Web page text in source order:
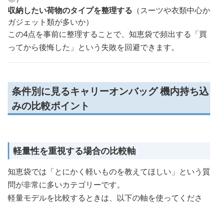
収納したい荷物のタイプを整理する （スーツや衣類中心か
ガジェット類が多いか）
この4点を事前に整理することで、知恵袋で頻出する「買
ってから後悔した」という失敗を回避できます。
条件別に見るキャリーオンバッグ 機内持ち込
みの比較ポイント
軽量性を重視する場合の比較軸
知恵袋では「とにかく軽いものを教えてほしい」という質
問が非常に多いカテゴリーです。
軽量モデルを比較するときは、以下の軸を使ってくださ